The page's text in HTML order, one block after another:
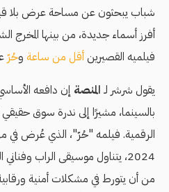
شباب يبحثون عن مساحة عرض بلا
أفرز أسماء جديدة، من بينها
فيلميه القصيرينأقل من ساعة وحُرّ
يقول شرشر لـ المنصة إن دافعه
بالسينما، مشيرًا إلى ندرة سوق حقيقي
الرقمية. فيلمه "حُرّ"، الذي عُرض في
2024، يتناول موسيقى الراب
من أن يتورط في مشكلات أمنية